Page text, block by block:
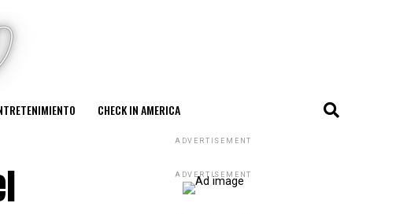
CHECK IN AMERICA
ADVERTISEMENT
ADVERTISEMENT